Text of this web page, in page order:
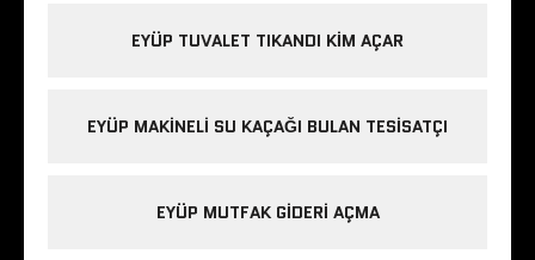
EYÜP TUVALET TIKANDI KIM AÇAR
EYÜP MAKINELI SU KAÇAĞI BULAN TESISATÇI
EYÜP MUTFAK GIDERI AÇMA